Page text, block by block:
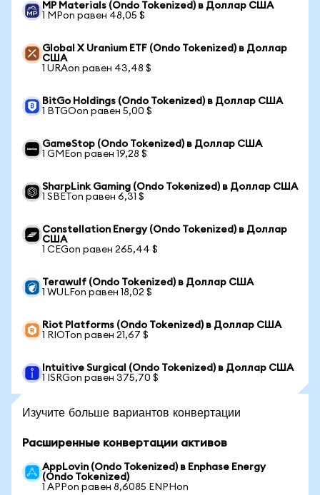
MP Materials (Ondo Tokenized) в Доллар США
1 MPon равен 48,05 $
Global X Uranium ETF (Ondo Tokenized) в Доллар
США
1 URAon равен 43,48 $
BitGo Holdings (Ondo Tokenized) в Доллар США
1 BTGOon равен 5,00 $
GameStop (Ondo Tokenized) в Доллар США
1 GMEon равен 19,28 $
SharpLink Gaming (Ondo Tokenized) в Доллар США
1 SBETon равен 6,31 $
Constellation Energy (Ondo Tokenized) в Доллар
США
1 CEGon равен 265,44 $
Terawulf (Ondo Tokenized) в Доллар США
1 WULFon равен 18,02 $
Riot Platforms (Ondo Tokenized) в Доллар США
1 RIOTon равен 21,67 $
Intuitive Surgical (Ondo Tokenized) в Доллар США
1 ISRGon равен 375,70 $
Изучите больше вариантов конвертации
Расширенные конвертации активов
AppLovin (Ondo Tokenized) в Enphase Energy
(Ondo Tokenized)
1 APPon равен 8,6085 ENPHon